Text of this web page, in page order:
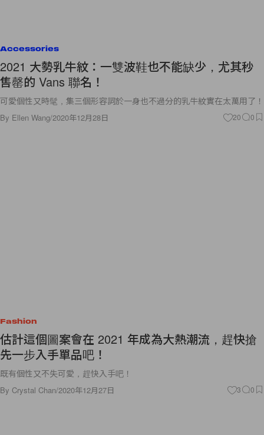
Accessories
2021 大勢乳牛紋：一雙波鞋也不能缺少，尤其秒
售罄的 Vans 聯名！
可愛個性又時髦，集三個形容詞於一身也不過分的乳牛紋實在太萬用了！
By Ellen Wang/2020年12月28日 20 0
Fashion
估計這個圖案會在 2021 年成為大熱潮流，趕快搶
先一步入手單品吧！
既有個性又不失可愛，趕快入手吧！
By Crystal Chan/2020年12月27日 3 0